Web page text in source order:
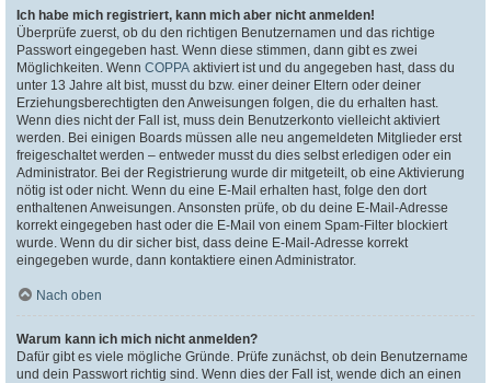
Ich habe mich registriert, kann mich aber nicht anmelden!
Überprüfe zuerst, ob du den richtigen Benutzernamen und das richtige
Passwort eingegeben hast. Wenn diese stimmen, dann gibt es zwei
Möglichkeiten. Wenn COPPA aktiviert ist und du angegeben hast, dass du
unter 13 Jahre alt bist, musst du bzw. einer deiner Eltern oder deiner
Erziehungsberechtigten den Anweisungen folgen, die du erhalten hast.
Wenn dies nicht der Fall ist, muss dein Benutzerkonto vielleicht aktiviert
werden. Bei einigen Boards müssen alle neu angemeldeten Mitglieder erst
freigeschaltet werden – entweder musst du dies selbst erledigen oder ein
Administrator. Bei der Registrierung wurde dir mitgeteilt, ob eine Aktivierung
nötig ist oder nicht. Wenn du eine E-Mail erhalten hast, folge den dort
enthaltenen Anweisungen. Ansonsten prüfe, ob du deine E-Mail-Adresse
korrekt eingegeben hast oder die E-Mail von einem Spam-Filter blockiert
wurde. Wenn du dir sicher bist, dass deine E-Mail-Adresse korrekt
eingegeben wurde, dann kontaktiere einen Administrator.
Nach oben
Warum kann ich mich nicht anmelden?
Dafür gibt es viele mögliche Gründe. Prüfe zunächst, ob dein Benutzername
und dein Passwort richtig sind. Wenn dies der Fall ist, wende dich an einen